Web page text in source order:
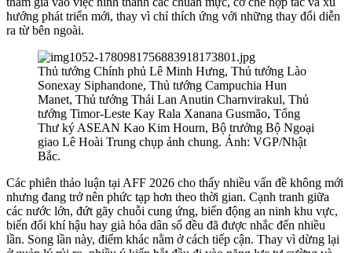
hướng phát triển mới, thay vì chỉ thích ứng với những thay đổi diễn
ra từ bên ngoài.
Thủ tướng Chính phủ Lê Minh Hưng, Thủ tướng Lào
Sonexay Siphandone, Thủ tướng Campuchia Hun
Manet, Thủ tướng Thái Lan Anutin Charnvirakul, Thủ
tướng Timor-Leste Kay Rala Xanana Gusmão, Tổng
Thư ký ASEAN Kao Kim Hourn, Bộ trưởng Bộ Ngoại
giao Lê Hoài Trung chụp ảnh chung. Ảnh: VGP/Nhật
Bắc.
Các phiên thảo luận tại AFF 2026 cho thấy nhiều vấn đề không mới
nhưng đang trở nên phức tạp hơn theo thời gian. Cạnh tranh giữa
các nước lớn, đứt gãy chuỗi cung ứng, biến động an ninh khu vực,
biến đổi khí hậu hay già hóa dân số đều đã được nhắc đến nhiều
lần. Song lần này, điểm khác nằm ở cách tiếp cận. Thay vì dừng lại